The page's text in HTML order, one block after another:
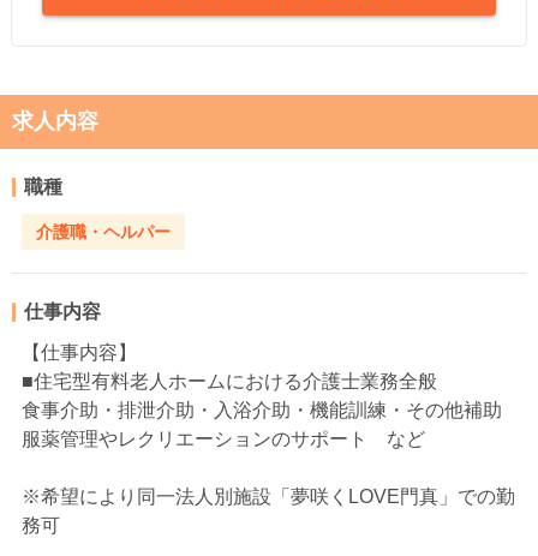
求人内容
職種
介護職・ヘルパー
仕事内容
【仕事内容】
■住宅型有料老人ホームにおける介護士業務全般
食事介助・排泄介助・入浴介助・機能訓練・その他補助
服薬管理やレクリエーションのサポート など
※希望により同一法人別施設「夢咲くLOVE門真」での勤
務可